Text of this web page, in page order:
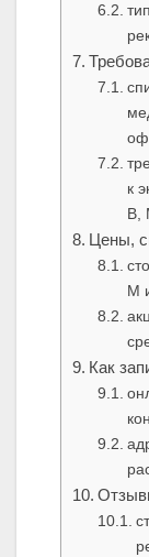
к
B,
Цены,
M
Как